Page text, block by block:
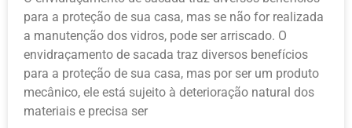
para a proteção de sua casa, mas se não for realizada
a manutenção dos vidros, pode ser arriscado. O
envidraçamento de sacada traz diversos benefícios
para a proteção de sua casa, mas por ser um produto
mecânico, ele está sujeito à deterioração natural dos
materiais e precisa ser